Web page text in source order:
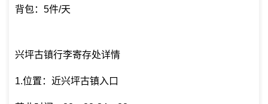
背包：5件/天
兴坪古镇行李寄存处详情
1.位置：近兴坪古镇入口